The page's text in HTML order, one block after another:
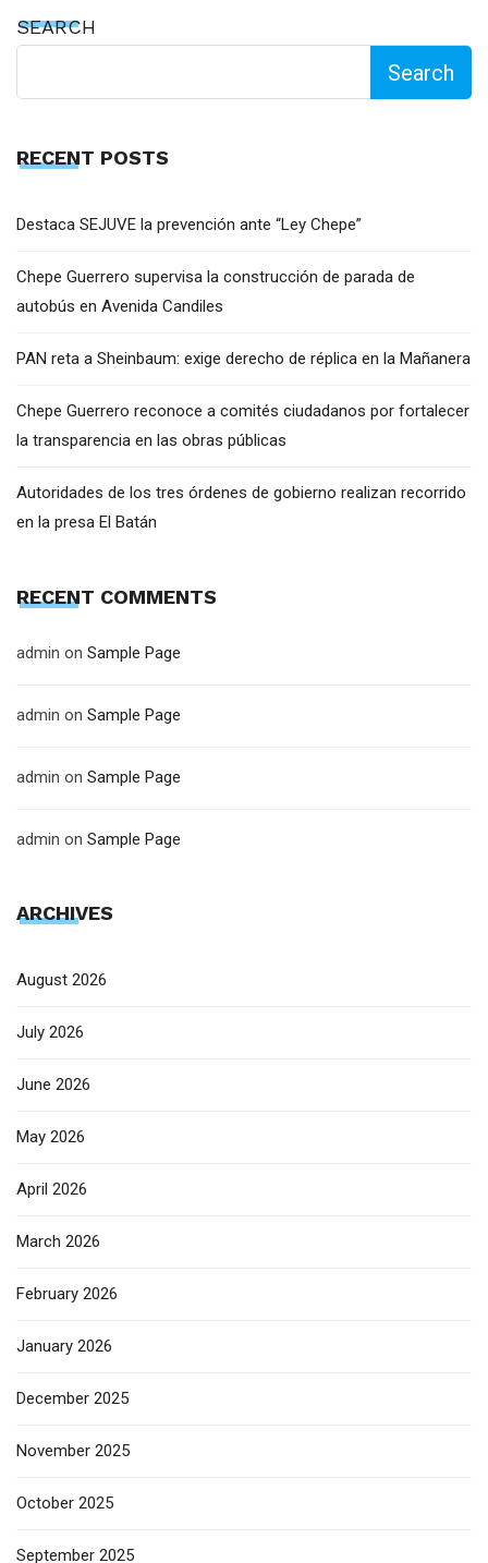
SEARCH
Search
RECENT POSTS
Destaca SEJUVE la prevención ante “Ley Chepe”
Chepe Guerrero supervisa la construcción de parada de
autobús en Avenida Candiles
PAN reta a Sheinbaum: exige derecho de réplica en la Mañanera
Chepe Guerrero reconoce a comités ciudadanos por fortalecer
la transparencia en las obras públicas
Autoridades de los tres órdenes de gobierno realizan recorrido
en la presa El Batán
RECENT COMMENTS
admin on Sample Page
admin on Sample Page
admin on Sample Page
admin on Sample Page
ARCHIVES
August 2026
July 2026
June 2026
May 2026
April 2026
March 2026
February 2026
January 2026
December 2025
November 2025
October 2025
September 2025